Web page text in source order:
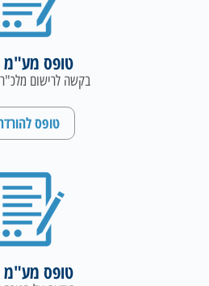
טופס מע"מ 24
בקשה לרישום
טופס
טופס מע"מ 18